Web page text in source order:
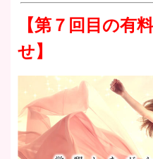
【第７回目の有
せ】